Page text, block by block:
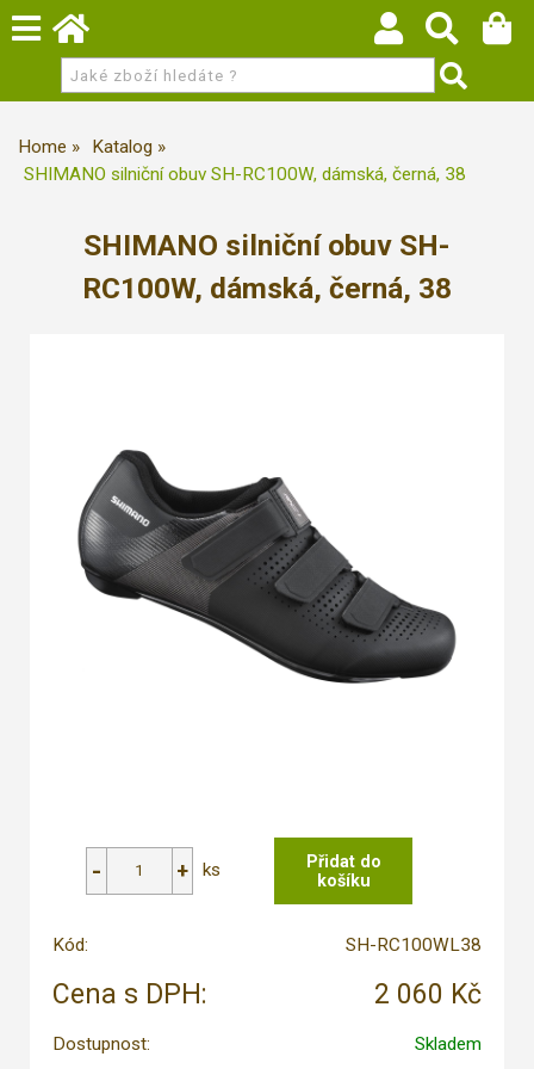
Home
Katalog
SHIMANO silniční obuv SH-RC100W, dámská, černá, 38
SHIMANO silniční obuv SH-
RC100W, dámská, černá, 38
ks
Kód: SH-RC100WL38
Cena s DPH: 2 060 Kč
Dostupnost:
Skladem